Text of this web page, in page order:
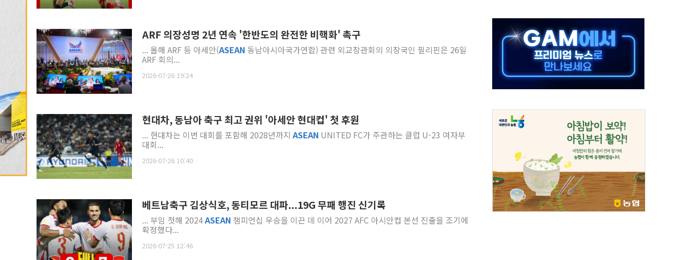
AI에 승부 건 네이버…내년 AI 팩토리 매출 본격화
日, 4~6월 105조원 환시 개입...4월 말 '56조원' 사상 최대
오렌지플래닛 창업재단, 스타트업 지원 프로그램 성료
경찰, '300억대 사기 혐의' 차가원 대표 구속 송치
ARF 의장성명 2년 연속 '한반도의 완전한 비핵화' 촉구
... 올해 ARF 등 아세안(ASEAN 동남아시아국가연합) 관련 외교장관회의 의장국인 필리핀은 26일
ARF 회의...
2026-07-26 19:24
현대차, 동남아 축구 최고 권위 '아세안 현대컵' 첫 후원
... 현대차는 이번 대회를 포함해 2028년까지ASEAN UNITED FC가 주관하는 클럽 U-23 여자부
대회...
2026-07-26 10:40
베트남축구 김상식호, 동티모르 대파...19G 무패 행진 신기록
... 부임 첫해 2024ASEAN 챔피언십 우승을 이끈 데 이어 2027 AFC 아시안컵 본선 진출을 조기에
확정했다...
2026-07-25 12:46